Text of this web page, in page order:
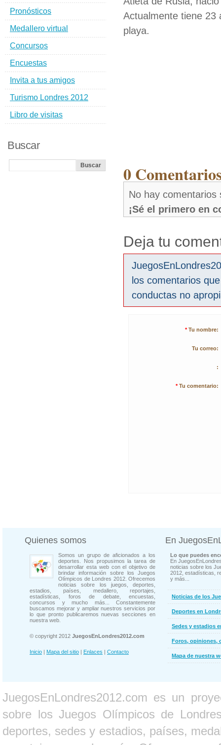
Actualmente tiene 23
playa.
0
No hay comentarios
¡Sé el primero en
Deja tu
los comentarios
conductas no
* Tu nombre:
Tu correo:
:
* Tu comentario:
Pronósticos
Medallero virtual
Concursos
Encuestas
Invita a tus amigos
Turismo Londres 2012
Libro de visitas
Buscar
Quienes somos
Somos un grupo de aficionados a los
deportes. Nos propusimos la tarea de
desarrollar esta web con el objetivo de
brindar información sobre los Juegos
Olímpicos de Londres 2012. Ofrecemos
noticias sobre los juegos, deportes,
estadios, países, medallero, reportajes,
estadísticas, foros de debate, encuestas,
concursos y mucho más... Constantemente
buscamos mejorar y ampliar nuestros servicios por
lo que pronto publicaremos nuevas secciones en
nuestra web.
© copyright 2012 JuegosEnLondres2012.com
Inicio | Mapa del sitio | Enlaces | Contacto
En
Lo que puedes
En
noticias sobre los
2012, estadísticas,
y más...
Noticias de los
Deportes en
Sedes y estadios
Foros, opiniones,
Mapa de nuestra
JuegosEnLondres2012.com es un
sobre los Juegos Olímpicos de
deportes, sedes y estadios, países,